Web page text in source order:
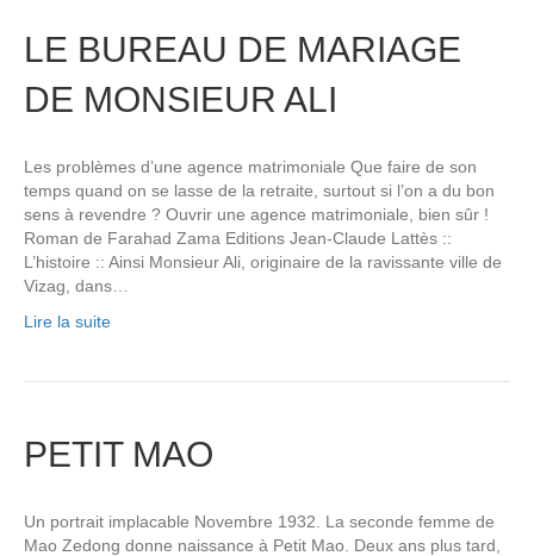
LE BUREAU DE MARIAGE
DE MONSIEUR ALI
Les problèmes d’une agence matrimoniale Que faire de son
temps quand on se lasse de la retraite, surtout si l’on a du bon
sens à revendre ? Ouvrir une agence matrimoniale, bien sûr !
Roman de Farahad Zama Editions Jean-Claude Lattès ::
L’histoire :: Ainsi Monsieur Ali, originaire de la ravissante ville de
Vizag, dans…
Lire la suite
PETIT MAO
Un portrait implacable Novembre 1932. La seconde femme de
Mao Zedong donne naissance à Petit Mao. Deux ans plus tard,